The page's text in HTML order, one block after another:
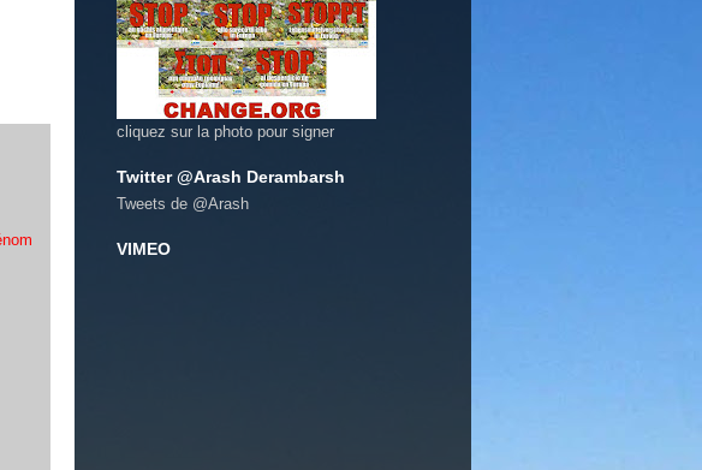
cliquez sur la photo pour signer
Twitter @Arash Derambarsh
Tweets de @Arash
VIMEO